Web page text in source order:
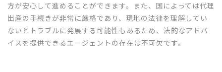
方が安心して進めることができます。また、国によっては代理
出産の手続きが非常に厳格であり、現地の法律を理解してい
ないとトラブルに発展する可能性もあるため、法的なアドバ
イスを提供できるエージェントの存在は不可欠です。